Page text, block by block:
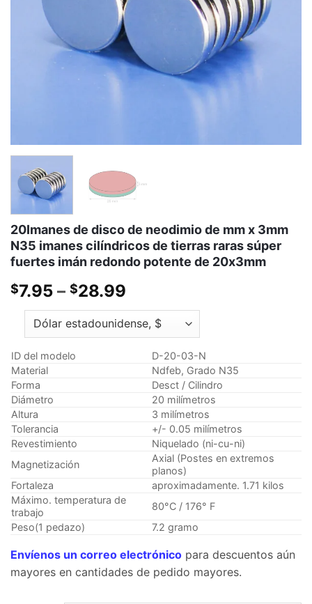
20Imanes de disco de neodimio de mm x 3mm
N35 imanes cilíndricos de tierras raras súper
fuertes imán redondo potente de 20x3mm
$7.95 – $28.99
de
precios:
$7.95
través
$28.99
ID del modelo
D-20-03-N
Material
Ndfeb, Grado N35
Forma
Desct / Cilindro
Diámetro
20 milímetros
Altura
3 milímetros
Tolerancia
+/- 0.05 milímetros
Revestimiento
Niquelado (ni-cu-ni)
Magnetización
Axial (Postes en extremos
planos)
Fortaleza
aproximadamente. 1.71 kilos
Máximo. temperatura de
trabajo
80°C / 176° F
Peso(1 pedazo)
7.2 gramo
Envíenos un correo electrónico para descuentos aún
mayores en cantidades de pedido mayores.